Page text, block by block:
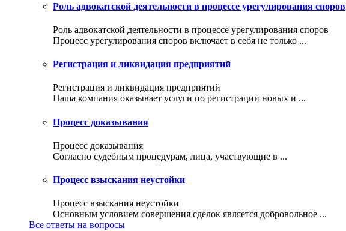
Роль адвокатской деятельности в процессе урегулирования споров
Роль адвокатской деятельности в процессе урегулирования споров
Процесс урегулирования споров включает в себя не только ...
Регистрация и ликвидация предприятий
Регистрация и ликвидация предприятий
Наша компания оказывает услуги по регистрации новых и ...
Процесс доказывания
Процесс доказывания
Согласно судебным процедурам, лица, участвующие в ...
Процесс взыскания неустойки
Процесс взыскания неустойки
Основным условием совершения сделок является добровольное ...
Все ответы на вопросы